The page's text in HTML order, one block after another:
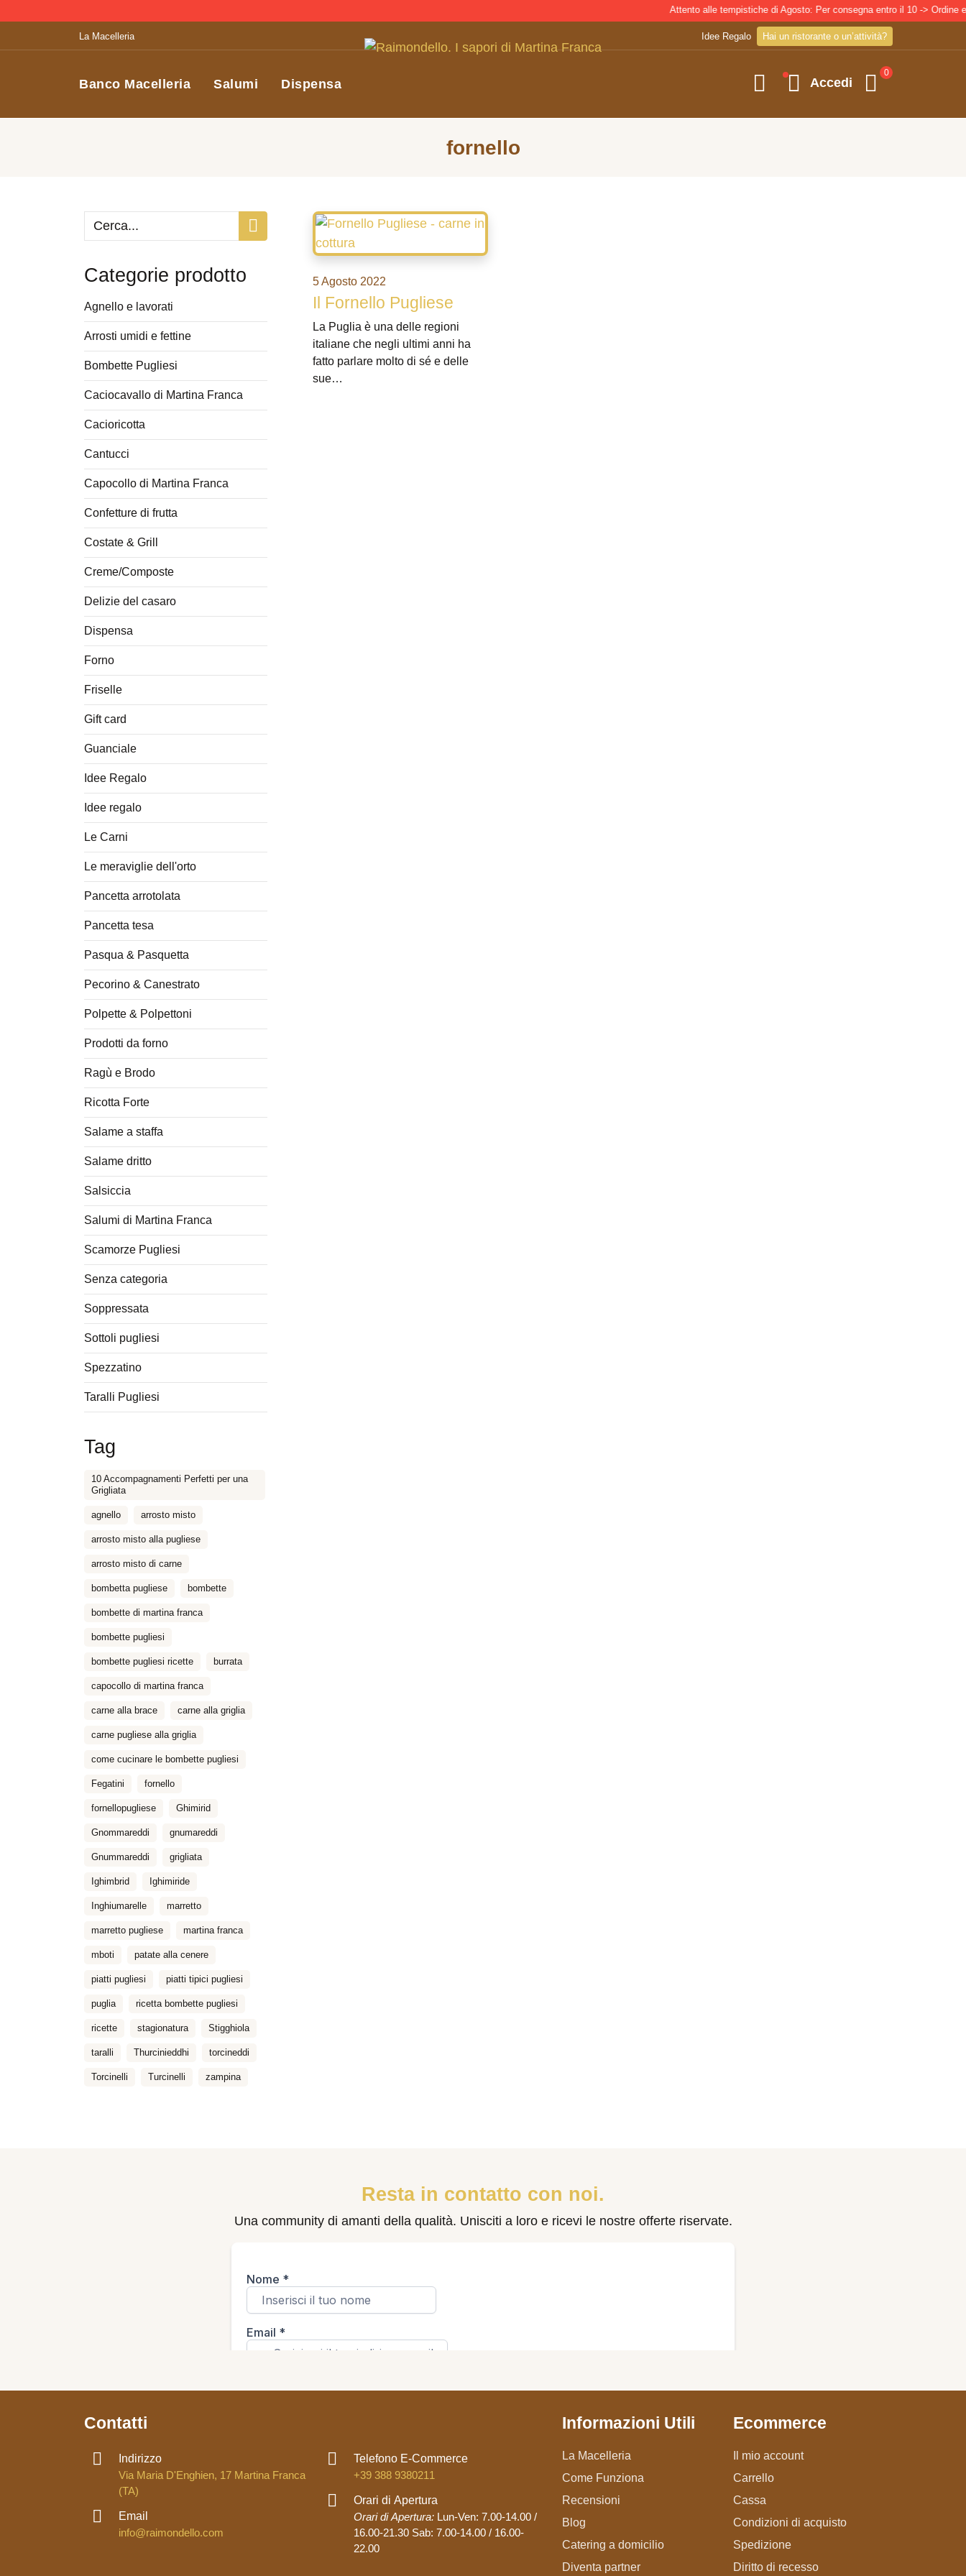
Attento alle tempistiche di Agosto: Per consegna entro il 10 -> Ordine entro
La Macelleria Idee Regalo Hai un ristorante o un’attività?
Banco Macelleria Salumi Dispensa Accedi
0
fornello
Categorie prodotto
Agnello e lavorati
Arrosti umidi e fettine
Bombette Pugliesi
Caciocavallo di Martina Franca
Cacioricotta
Cantucci
Capocollo di Martina Franca
Confetture di frutta
Costate & Grill
Creme/Composte
Delizie del casaro
Dispensa
Forno
Friselle
Gift card
Guanciale
Idee Regalo
Idee regalo
Le Carni
Le meraviglie dell'orto
Pancetta arrotolata
Pancetta tesa
Pasqua & Pasquetta
Pecorino & Canestrato
Polpette & Polpettoni
Prodotti da forno
Ragù e Brodo
Ricotta Forte
Salame a staffa
Salame dritto
Salsiccia
Salumi di Martina Franca
Scamorze Pugliesi
Senza categoria
Soppressata
Sottoli pugliesi
Spezzatino
Taralli Pugliesi
Tag
10 Accompagnamenti Perfetti per una
Grigliata
agnello arrosto misto
arrosto misto alla pugliese
arrosto misto di carne
bombetta pugliese bombette
bombette di martina franca
bombette pugliesi
bombette pugliesi ricette burrata
capocollo di martina franca
carne alla brace carne alla griglia
carne pugliese alla griglia
come cucinare le bombette pugliesi
Fegatini fornello
fornellopugliese Ghimirid
Gnommareddi gnumareddi
Gnummareddi grigliata
Ighimbrid Ighimiride
Inghiumarelle marretto
marretto pugliese martina franca
mboti patate alla cenere
piatti pugliesi piatti tipici pugliesi
puglia ricetta bombette pugliesi
ricette stagionatura Stigghiola
taralli Thurcinieddhi torcineddi
Torcinelli Turcinelli zampina
5 Agosto 2022
Il Fornello Pugliese
La Puglia è una delle regioni
italiane che negli ultimi anni ha
fatto parlare molto di sé e delle
sue…
Resta in contatto con noi.
Una community di amanti della qualità. Unisciti a loro e ricevi le nostre offerte riservate.
Contatti
Indirizzo
Via Maria D'Enghien, 17 Martina Franca
(TA)
Email
info@raimondello.com
Telefono E-Commerce
+39 388 9380211
Orari di Apertura
Orari di Apertura:Lun-Ven: 7.00-14.00 /
16.00-21.30 Sab: 7.00-14.00 / 16.00-
22.00
Informazioni Utili
La Macelleria
Come Funziona
Recensioni
Blog
Catering a domicilio
Diventa partner
Ecommerce
Il mio account
Carrello
Cassa
Condizioni di acquisto
Spedizione
Diritto di recesso